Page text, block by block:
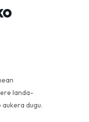
landa-
dugu.